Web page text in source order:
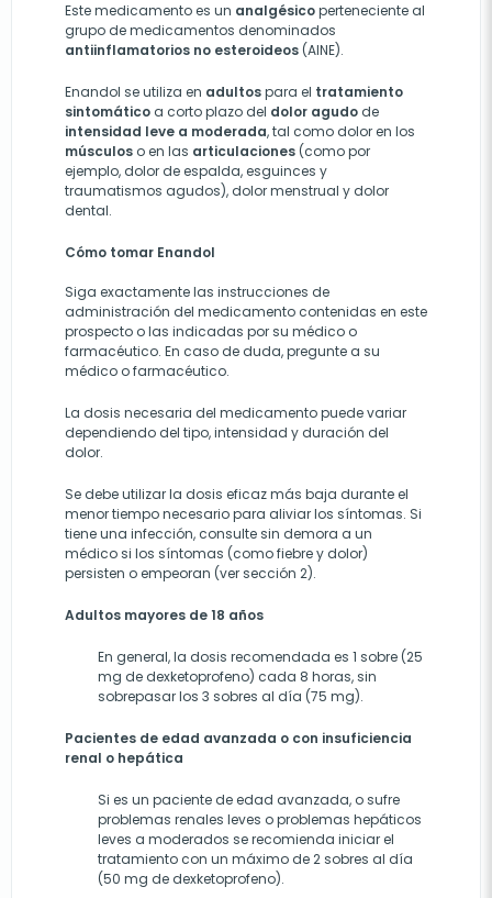
Este medicamento es un analgésicoperteneciente al
grupo de medicamentos denominados
antiinflamatorios no esteroideos (AINE).
Enandol se utiliza en adultospara el tratamiento
sintomático a corto plazo del dolor agudo de
intensidad leve a moderada, tal como dolor en los
músculos o en las articulaciones (como por
ejemplo, dolor de espalda, esguinces y
traumatismos agudos), dolor menstrual y dolor
dental.
Cómo tomar Enandol
Siga exactamente las instrucciones de
administración del medicamento contenidas en este
prospecto o las indicadas por su médico o
farmacéutico. En caso de duda, pregunte a su
médico o farmacéutico.
La dosis necesaria del medicamento puede variar
dependiendo del tipo, intensidad y duración del
dolor.
Se debe utilizar la dosis eficaz más baja durante el
menor tiempo necesario para aliviar los síntomas. Si
tiene una infección, consulte sin demora a un
médico si los síntomas (como fiebre y dolor)
persisten o empeoran (ver sección 2).
Adultos mayores de 18 años
En general, la dosis recomendada es 1 sobre (25
mg de dexketoprofeno) cada 8 horas, sin
sobrepasar los 3 sobres al día (75 mg).
Pacientes de edad avanzada o con insuficiencia
renal o hepática
Si es un paciente de edad avanzada, o sufre
problemas renales leves o problemas hepáticos
leves a moderados se recomienda iniciar el
tratamiento con un máximo de 2 sobres al día
(50 mg de dexketoprofeno).